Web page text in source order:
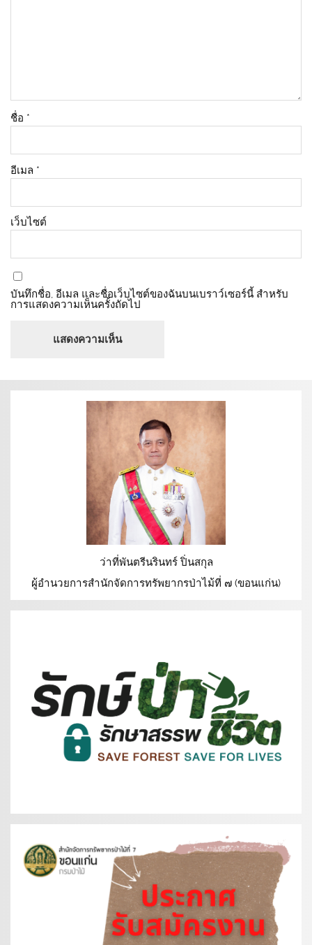
ชื่อ *
อีเมล *
เว็บไซต์
บันทึกชื่อ, อีเมล และชื่อเว็บไซต์ของฉันบนเบราว์เซอร์นี้ สำหรับ
การแสดงความเห็นครั้งถัดไป
ว่าที่พันตรีนรินทร์ ปิ่นสกุล
ผู้อำนวยการสำนักจัดการทรัพยากรป่าไม้ที่ ๗ (ขอนแก่น)